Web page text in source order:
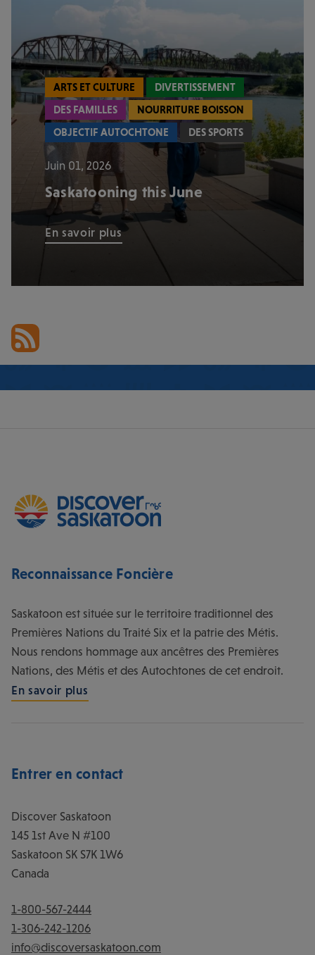
ARTS ET CULTURE
DIVERTISSEMENT
DES FAMILLES
NOURRITURE BOISSON
OBJECTIF AUTOCHTONE
DES SPORTS
Juin 01, 2026
Saskatooning this June
En savoir plus
Entrer en contact
Discover Saskatoon
145 1st Ave N #100
Saskatoon SK S7K 1W6
Canada
1-800-567-2444
1-306-242-1206
info@discoversaskatoon.com